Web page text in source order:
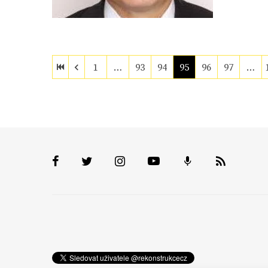
1 … 93 94 95 96 97 …